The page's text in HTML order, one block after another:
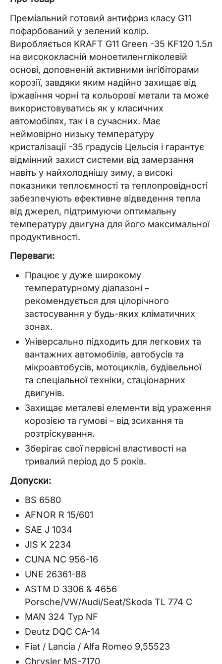
Преміальний готовий антифриз класу G11
пофарбований у зелений колір.
Виробляється KRAFT G11 Green -35 KF120 1.5л
на висококласній моноетиленгліколевій
основі, доповненій активними інгібіторами
корозії, завдяки яким надійно захищає від
іржавіння чорні та кольорові метали та може
використовуватись як у класичних
автомобілях, так і в сучасних. Має
неймовірно низьку температуру
кристалізації -35 градусів Цельсія і гарантує
відмінний захист системи від замерзання
навіть у найхолоднішу зиму, а високі
показники теплоємності та теплопровідності
забезпечують ефективне відведення тепла
від джерел, підтримуючи оптимальну
температуру двигуна для його максимальної
продуктивності.
Переваги:
Працює у дуже широкому
температурному діапазоні –
рекомендується для цілорічного
застосування у будь-яких кліматичних
зонах.
Універсально підходить для легкових та
вантажних автомобілів, автобусів та
мікроавтобусів, мотоциклів, будівельної
та спеціальної техніки, стаціонарних
двигунів.
Захищає металеві елементи від ураження
корозією та гумові – від зсихання та
розтріскування.
Зберігає свої первісні властивості на
тривалий період до 5 років.
Допуски:
BS 6580
AFNOR R 15/601
SAE J 1034
JIS K 2234
CUNA NC 956-16
UNE 26361-88
ASTM D 3306 & 4656
Porsche/VW/Audi/Seat/Skoda TL 774 C
MAN 324 Typ NF
Deutz DQC CA-14
Fiat / Lancia / Alfa Romeo 9,55523
Chrysler MS-7170